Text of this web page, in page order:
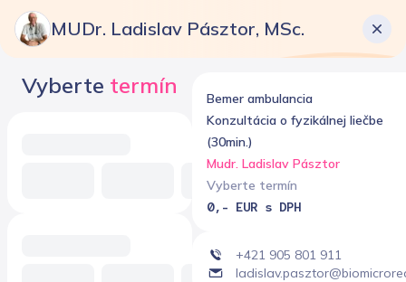
MUDr. Ladislav Pásztor, MSc.
Vyberte termín
Bemer ambulancia
Konzultácia o fyzikálnej liečbe
(30min.)
Mudr. Ladislav Pásztor
Vyberte termín
0,- EUR s DPH
+421 905 801 911